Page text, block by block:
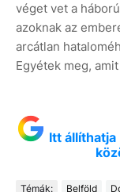
véget vet a
azoknak az
arcátlan
Egyétek meg,
Itt állíthatja
Témák: Belföld